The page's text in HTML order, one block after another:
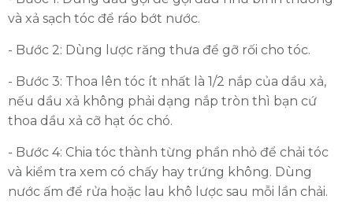
và xả sạch tóc để ráo bớt nước.
- Bước 2: Dùng lược răng thưa để gỡ rối cho tóc.
- Bước 3: Thoa lên tóc ít nhất là 1/2 nắp của dầu xả,
nếu dầu xả không phải dạng nắp tròn thì bạn cứ
thoa dầu xả cỡ hạt óc chó.
- Bước 4: Chia tóc thành từng phần nhỏ để chải tóc
và kiểm tra xem có chấy hay trứng không. Dùng
nước ấm để rửa hoặc lau khô lược sau mỗi lần chải.